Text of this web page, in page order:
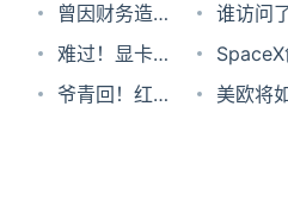
接智能仓奏响
新春“狂想
曲”！
事业邮
安全保
Excel自动判
断成绩是否合
格
全新功
幅降低
曾因财务造假
“被叛死刑”的
瑞幸咖啡，到
谁访问
照片和
置？还
难过！显卡公
司 3dfx 不会
SpaceX
机制及
爷青回！红色
美欧将